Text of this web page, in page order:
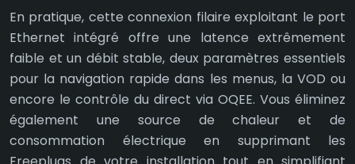
En pratique, cette connexion filaire exploitant le port
Ethernet intégré offre une latence extrêmement
faible et un débit stable, deux paramètres essentiels
pour la navigation rapide dans les menus, la VOD ou
encore le contrôle du direct via OQEE. Vous éliminez
également une source de chaleur et de
consommation électrique en supprimant les